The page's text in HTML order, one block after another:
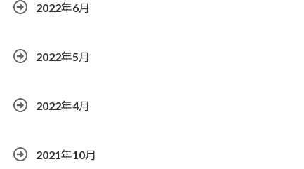
2022年6月
2022年5月
2022年4月
2021年10月